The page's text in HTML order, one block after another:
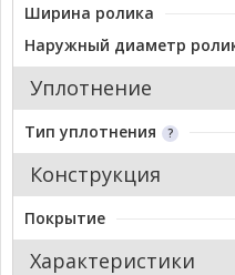
Ширина ролика
Наружный диаметр
Уплотнение
Тип уплотнения
Конструкция
Покрытие
Характеристики